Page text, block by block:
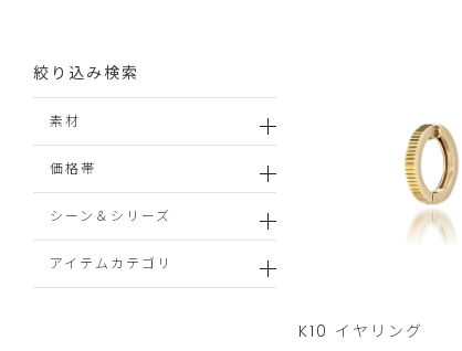
絞り込み検索
素材
価格帯
シーン＆シリーズ
アイテムカテゴリ
K10 イヤリング